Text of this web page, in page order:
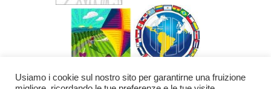
Usiamo i cookie sul nostro sito per garantirne una fruizione